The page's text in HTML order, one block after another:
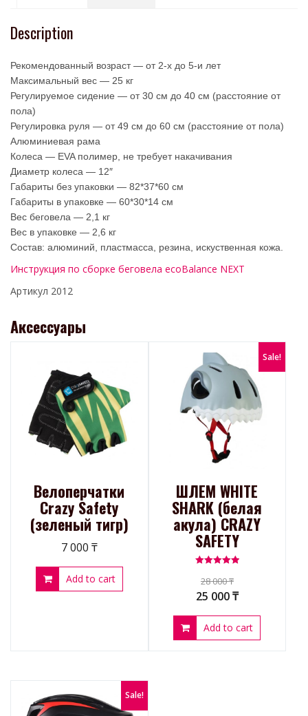
Description
Рекомендованный возраст — от 2-х до 5-и лет
Максимальный вес — 25 кг
Регулируемое сидение — от 30 см до 40 см (расстояние от
пола)
Регулировка руля — от 49 см до 60 см (расстояние от пола)
Алюминиевая рама
Колеса — EVA полимер, не требует накачивания
Диаметр колеса — 12″
Габариты без упаковки — 82*37*60 см
Габариты в упаковке — 60*30*14 см
Вес беговела — 2,1 кг
Вес в упаковке — 2,6 кг
Состав: алюминий, пластмасса, резина, искуственная кожа.
Инструкция по сборке беговела ecoBalance NEXT
Артикул 2012
Аксессуары
Велоперчатки
Crazy Safety
(зеленый тигр)
7 000 ₸
Add to cart
Sale!
ШЛЕМ WHITE
SHARK (белая
акула) CRAZY
SAFETY
5.00
28 000₸
25 000₸
Add to cart
Sale!